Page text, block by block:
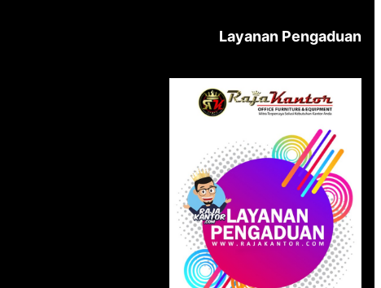
Layanan Pengaduan